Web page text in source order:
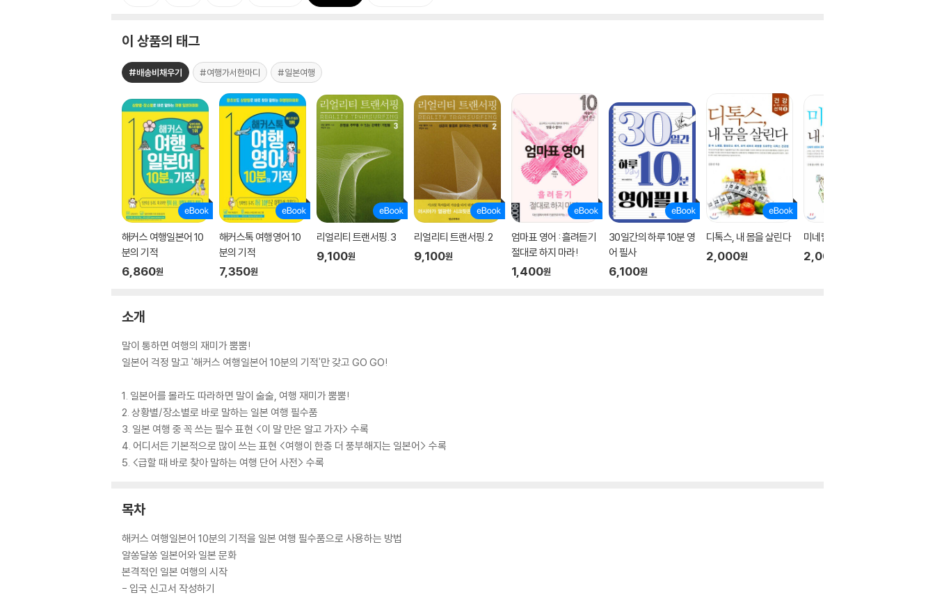
이 상품의 태그
#배송비채우기 #여행가서한마디 #일본여행
해커스 여행일본어 10
분의 기적
6,860원
해커스톡 여행영어 10
분의 기적
7,350원
리얼리티 트랜서핑. 3
9,100원
리얼리티 트랜서핑. 2
9,100원
엄마표 영어 : 흘려듣기
절대로 하지 마라!
1,400원
30일간의 하루 10분 영
어 필사
6,100원
디톡스, 내 몸을 살린다
2,000원
미네랄, 내 몸을 살린다
2,000
소개
말이 통하면 여행의 재미가 뿜뿜!
일본어 걱정 말고 '해커스 여행일본어 10분의 기적'만 갖고 GO GO!
1. 일본어를 몰라도 따라하면 말이 술술, 여행 재미가 뿜뿜!
2. 상황별/장소별로 바로 말하는 일본 여행 필수품
3. 일본 여행 중 꼭 쓰는 필수 표현 <이 말 만은 알고 가자> 수록
4. 어디서든 기본적으로 많이 쓰는 표현 <여행이 한층 더 풍부해지는 일본어> 수록
5. <급할 때 바로 찾아 말하는 여행 단어 사전> 수록
목차
해커스 여행일본어 10분의 기적을 일본 여행 필수품으로 사용하는 방법
알쏭달쏭 일본어와 일본 문화
본격적인 일본 여행의 시작
- 입국 신고서 작성하기